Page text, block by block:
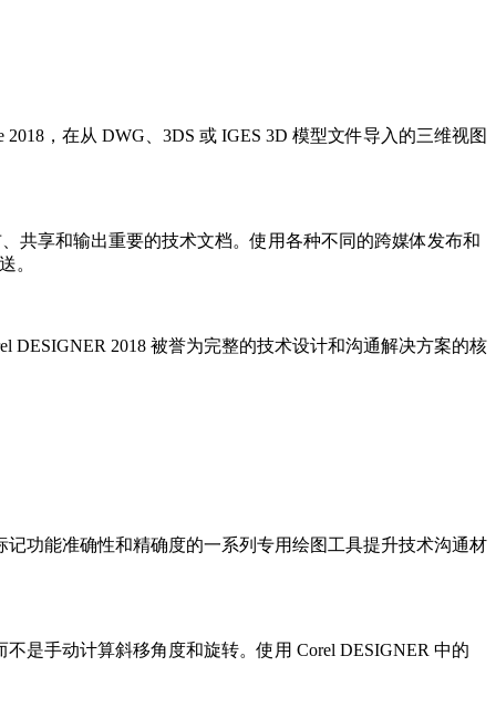
，在从 DWG、3DS 或 IGES 3D 模型文件导入的三维视图
共享和输出重要的技术文档。使用各种不同的跨媒体发布和
。
2018 被誉为完整的技术设计和沟通解决方案的核
功能准确性和精确度的一系列专用绘图工具提升技术沟通材
是手动计算斜移角度和旋转。使用 Corel DESIGNER 中的